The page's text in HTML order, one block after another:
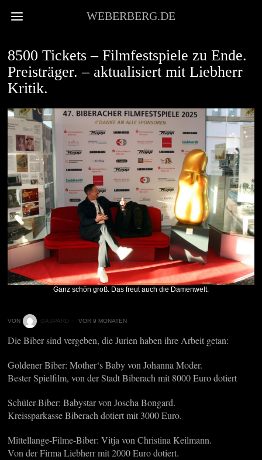
WEBERBERG.DE
8500 Tickets – Filmfestspiele zu Ende.
Preisträger. – aktualisiert mit Liebherr
Kritik.
Ganz schön groß. Das freut auch die Damenwelt.
VON GASPARD VOR 9 MONATEN
Die Biber sind vergeben, die Jurien haben ihre Arbeit getan:
Goldener Biber: Mother‘s Baby von Johanna Moder.
Bester Spielfilm, von der Stadt Biberach mit 8000 Euro dotiert
Schüler-Biber: Babystar von Joscha Bongard.
Kreissparkasse Biberach dotiert mit 3000 Euro.
Mittellange-Filme-Biber: Vitja von Christina Keilmann.
Von der Firma Liebherr mit 2000 Euro dotiert.